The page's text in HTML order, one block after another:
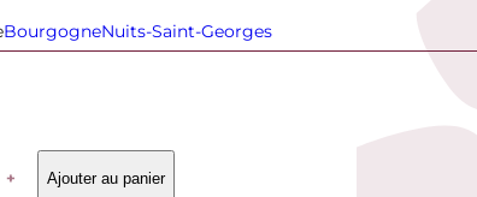
BourgogneNuits-Saint-Georges
+ Ajouter au panier